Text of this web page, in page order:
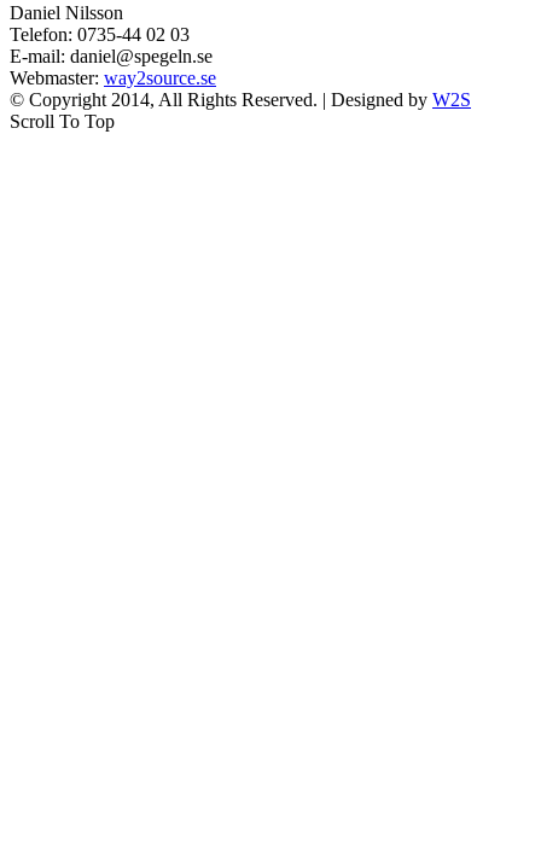
Daniel Nilsson
Telefon: 0735-44 02 03
E-mail: daniel@spegeln.se
Webmaster: way2source.se
© Copyright 2014, All Rights Reserved. | Designed by W2S
Scroll To Top